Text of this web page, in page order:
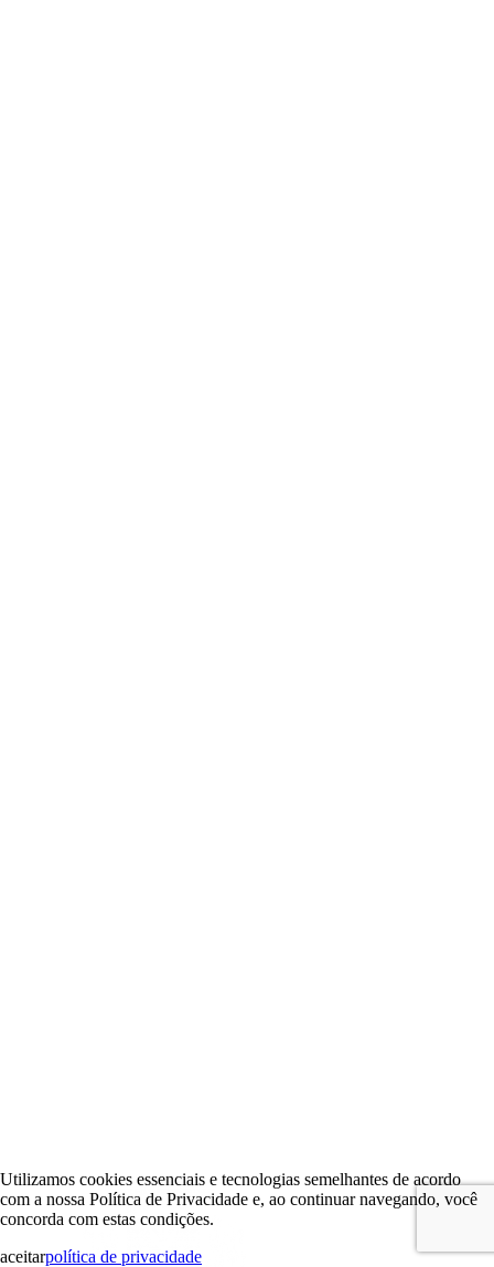
Utilizamos cookies essenciais e tecnologias semelhantes de acordo
com a nossa Política de Privacidade e, ao continuar navegando, você
concorda com estas condições.
aceitarpolítica de privacidade